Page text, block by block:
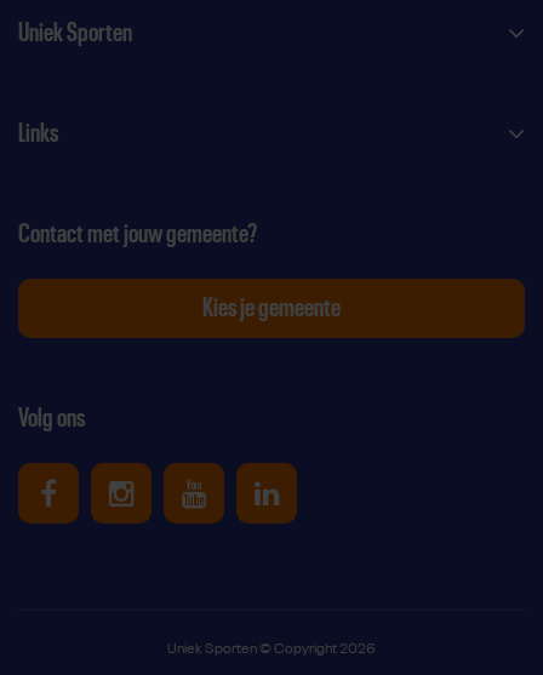
Uniek Sporten
Links
Volg ons
Uniek Sporten op Facebook
Uniek Sporten op Instagram
Uniek Sporten op Youtube
Uniek Sporten op
Contact met jouw gemeente?
Kies je gemeente
Uniek Sporten © Copyright 2026